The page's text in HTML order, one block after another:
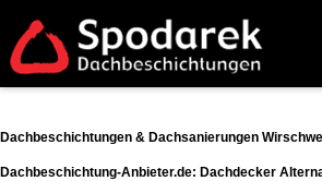
Dachbeschichtungen & Dachsanierungen
Dachbeschichtung-Anbieter.de: Dachdecker